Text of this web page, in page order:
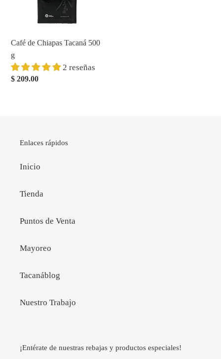
Café de Chiapas Tacaná 500
g
2 reseñas
Precio
$ 209.00
Enlaces rápidos
Inicio
Tienda
Puntos de Venta
Mayoreo
Tacanáblog
Nuestro Trabajo
¡Entérate de nuestras rebajas y productos especiales!